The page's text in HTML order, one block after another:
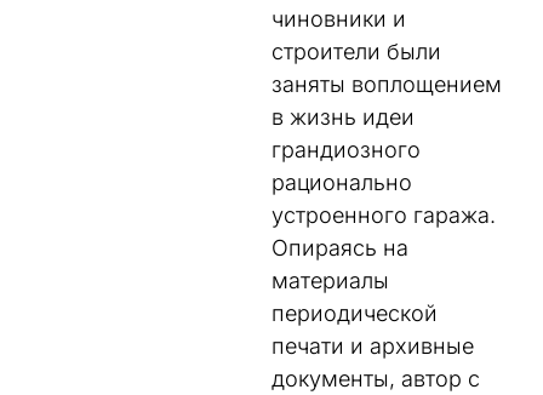
чиновники и
строители были
заняты воплощением
в жизнь идеи
грандиозного
рационально
устроенного гаража.
Опираясь на
материалы
периодической
печати и архивные
документы, автор с